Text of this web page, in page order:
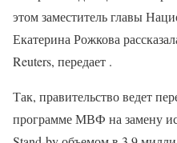
этом заместитель главы
Екатерина Рожкова
Reuters, передает .
Так, правительство ведет
программе МВФ на замену